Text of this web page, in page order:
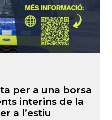
per a una borsa
interins de la
a l’estiu